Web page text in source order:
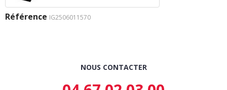
Référence IG2506011570
NOUS CONTACTER